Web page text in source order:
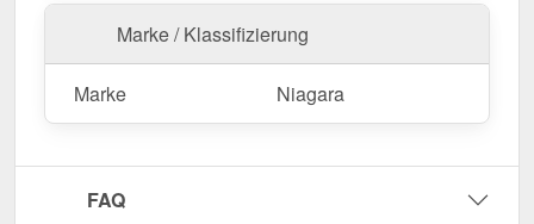
Marke / Klassifizierung
Marke Niagara
FAQ